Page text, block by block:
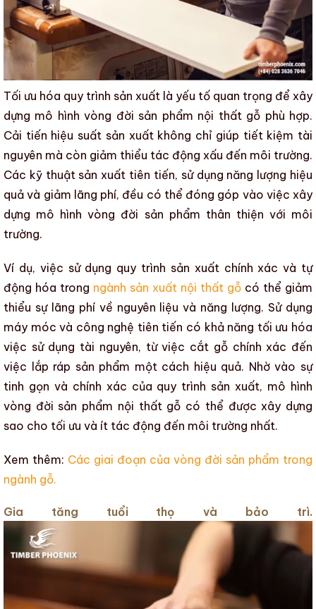
Tối ưu hóa quy trình sản xuất là yếu tố quan trọng để xây
dựng mô hìnhvòng đời sản phẩm nội thất gỗ phù hợp.
Cải tiến hiệu suất sản xuất không chỉ giúp tiết kiệm tài
nguyên mà còn giảm thiểu tác động xấu đến môi trường.
Các kỹ thuật sản xuất tiên tiến, sử dụng năng lượng hiệu
quả và giảm lãng phí, đều có thể đóng góp vào việc xây
dựng mô hìnhvòng đời sản phẩm thân thiện với môi
trường.
Ví dụ, việc sử dụng quy trình sản xuất chính xác và tự
động hóa trong ngành sản xuất nội thất gỗ có thể giảm
thiểu sự lãng phí về nguyên liệu và năng lượng. Sử dụng
máy móc và công nghệ tiên tiến có khả năng tối ưu hóa
việc sử dụng tài nguyên, từ việc cắt gỗ chính xác đến
việc lắp ráp sản phẩm một cách hiệu quả. Nhờ vào sự
tinh gọn và chính xác của quy trình sản xuất, mô hình
vòng đời sản phẩm nội thất gỗ có thể được xây dựng
sao cho tối ưu và ít tác động đến môi trường nhất.
Xem thêm: Các giai đoạn của vòng đời sản phẩm trong
ngành gỗ.
Gia tăng tuổi thọ và bảo trì.